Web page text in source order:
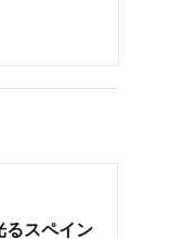
るスペイン